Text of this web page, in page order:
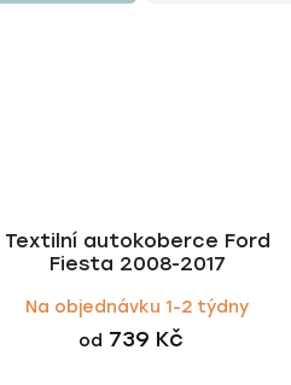
Textilní autokoberce Ford
Fiesta 2008-2017
Na objednávku 1-2 týdny
od 739 Kč